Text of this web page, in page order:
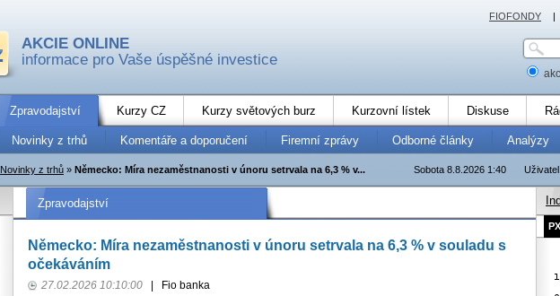
AKCIE ONLINE
informace pro Vaše úspěšné investice
Zpravodajství Kurzy CZ Kurzy světových burz Kurzovní lístek Diskuse
Novinky z trhů Komentáře a doporučení Firemní zprávy Odborné články Analýzy
Sobota 8.8.2026 1:40
Novinky z trhů » Německo: Míra nezaměstnanosti v únoru setrvala na 6,3 % v...
Zpravodajství
Německo: Míra nezaměstnanosti v únoru setrvala na 6,3 % v souladu s
očekáváním
27.02.2026 10:10:00 Fio banka
PX
FIOFONDY |